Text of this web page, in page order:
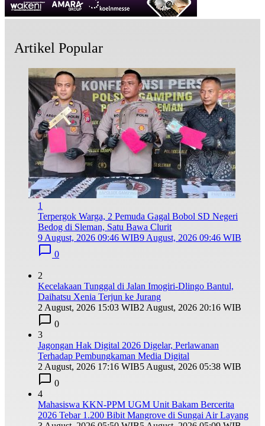
Artikel Popular
1
Terpergok Warga, 2 Pemuda Gagal Bobol SD Negeri
Bedog di Sleman, Satu Bawa Clurit
9 August, 2026 09:46 WIB9 August, 2026 09:46 WIB
0
2
Kecelakaan Tunggal di Jalan Imogiri-Dlingo Bantul,
Daihatsu Xenia Terjun ke Jurang
2 August, 2026 15:03 WIB2 August, 2026 20:16 WIB
0
3
Jagongan Hak Digital 2026 Digelar, Perlawanan
Terhadap Pembungkaman Media Digital
2 August, 2026 17:16 WIB5 August, 2026 05:38 WIB
0
4
Mahasiswa KKN-PPM UGM Unit Bakam Bercerita
2026 Tebar 1.200 Bibit Mangrove di Sungai Air Layang